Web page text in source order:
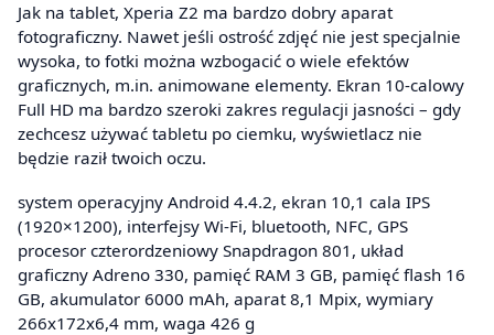
Jak na tablet, Xperia Z2 ma bardzo dobry aparat
fotograficzny. Nawet jeśli ostrość zdjęć nie jest specjalnie
wysoka, to fotki można wzbogacić o wiele efektów
graficznych, m.in. animowane elementy. Ekran 10-calowy
Full HD ma bardzo szeroki zakres regulacji jasności – gdy
zechcesz używać tabletu po ciemku, wyświetlacz nie
będzie raził twoich oczu.
system operacyjny Android 4.4.2, ekran 10,1 cala IPS
(1920×1200), interfejsy Wi-Fi, bluetooth, NFC, GPS
procesor czterordzeniowy Snapdragon 801, układ
graficzny Adreno 330, pamięć RAM 3 GB, pamięć flash 16
GB, akumulator 6000 mAh, aparat 8,1 Mpix, wymiary
266x172x6,4 mm, waga 426 g